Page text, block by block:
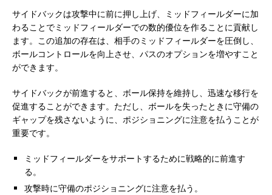
サイドバックは攻撃中に前に押し上げ、ミッドフィールダーに加
わることでミッドフィールダーでの数的優位を作ることに貢献し
ます。この追加の存在は、相手のミッドフィールダーを圧倒し、
ボールコントロールを向上させ、パスのオプションを増やすこと
ができます。
サイドバックが前進すると、ボール保持を維持し、迅速な移行を
促進することができます。ただし、ボールを失ったときに守備の
ギャップを残さないように、ポジショニングに注意を払うことが
重要です。
ミッドフィールダーをサポートするために戦略的に前進す
る。
攻撃時に守備のポジショニングに注意を払う。